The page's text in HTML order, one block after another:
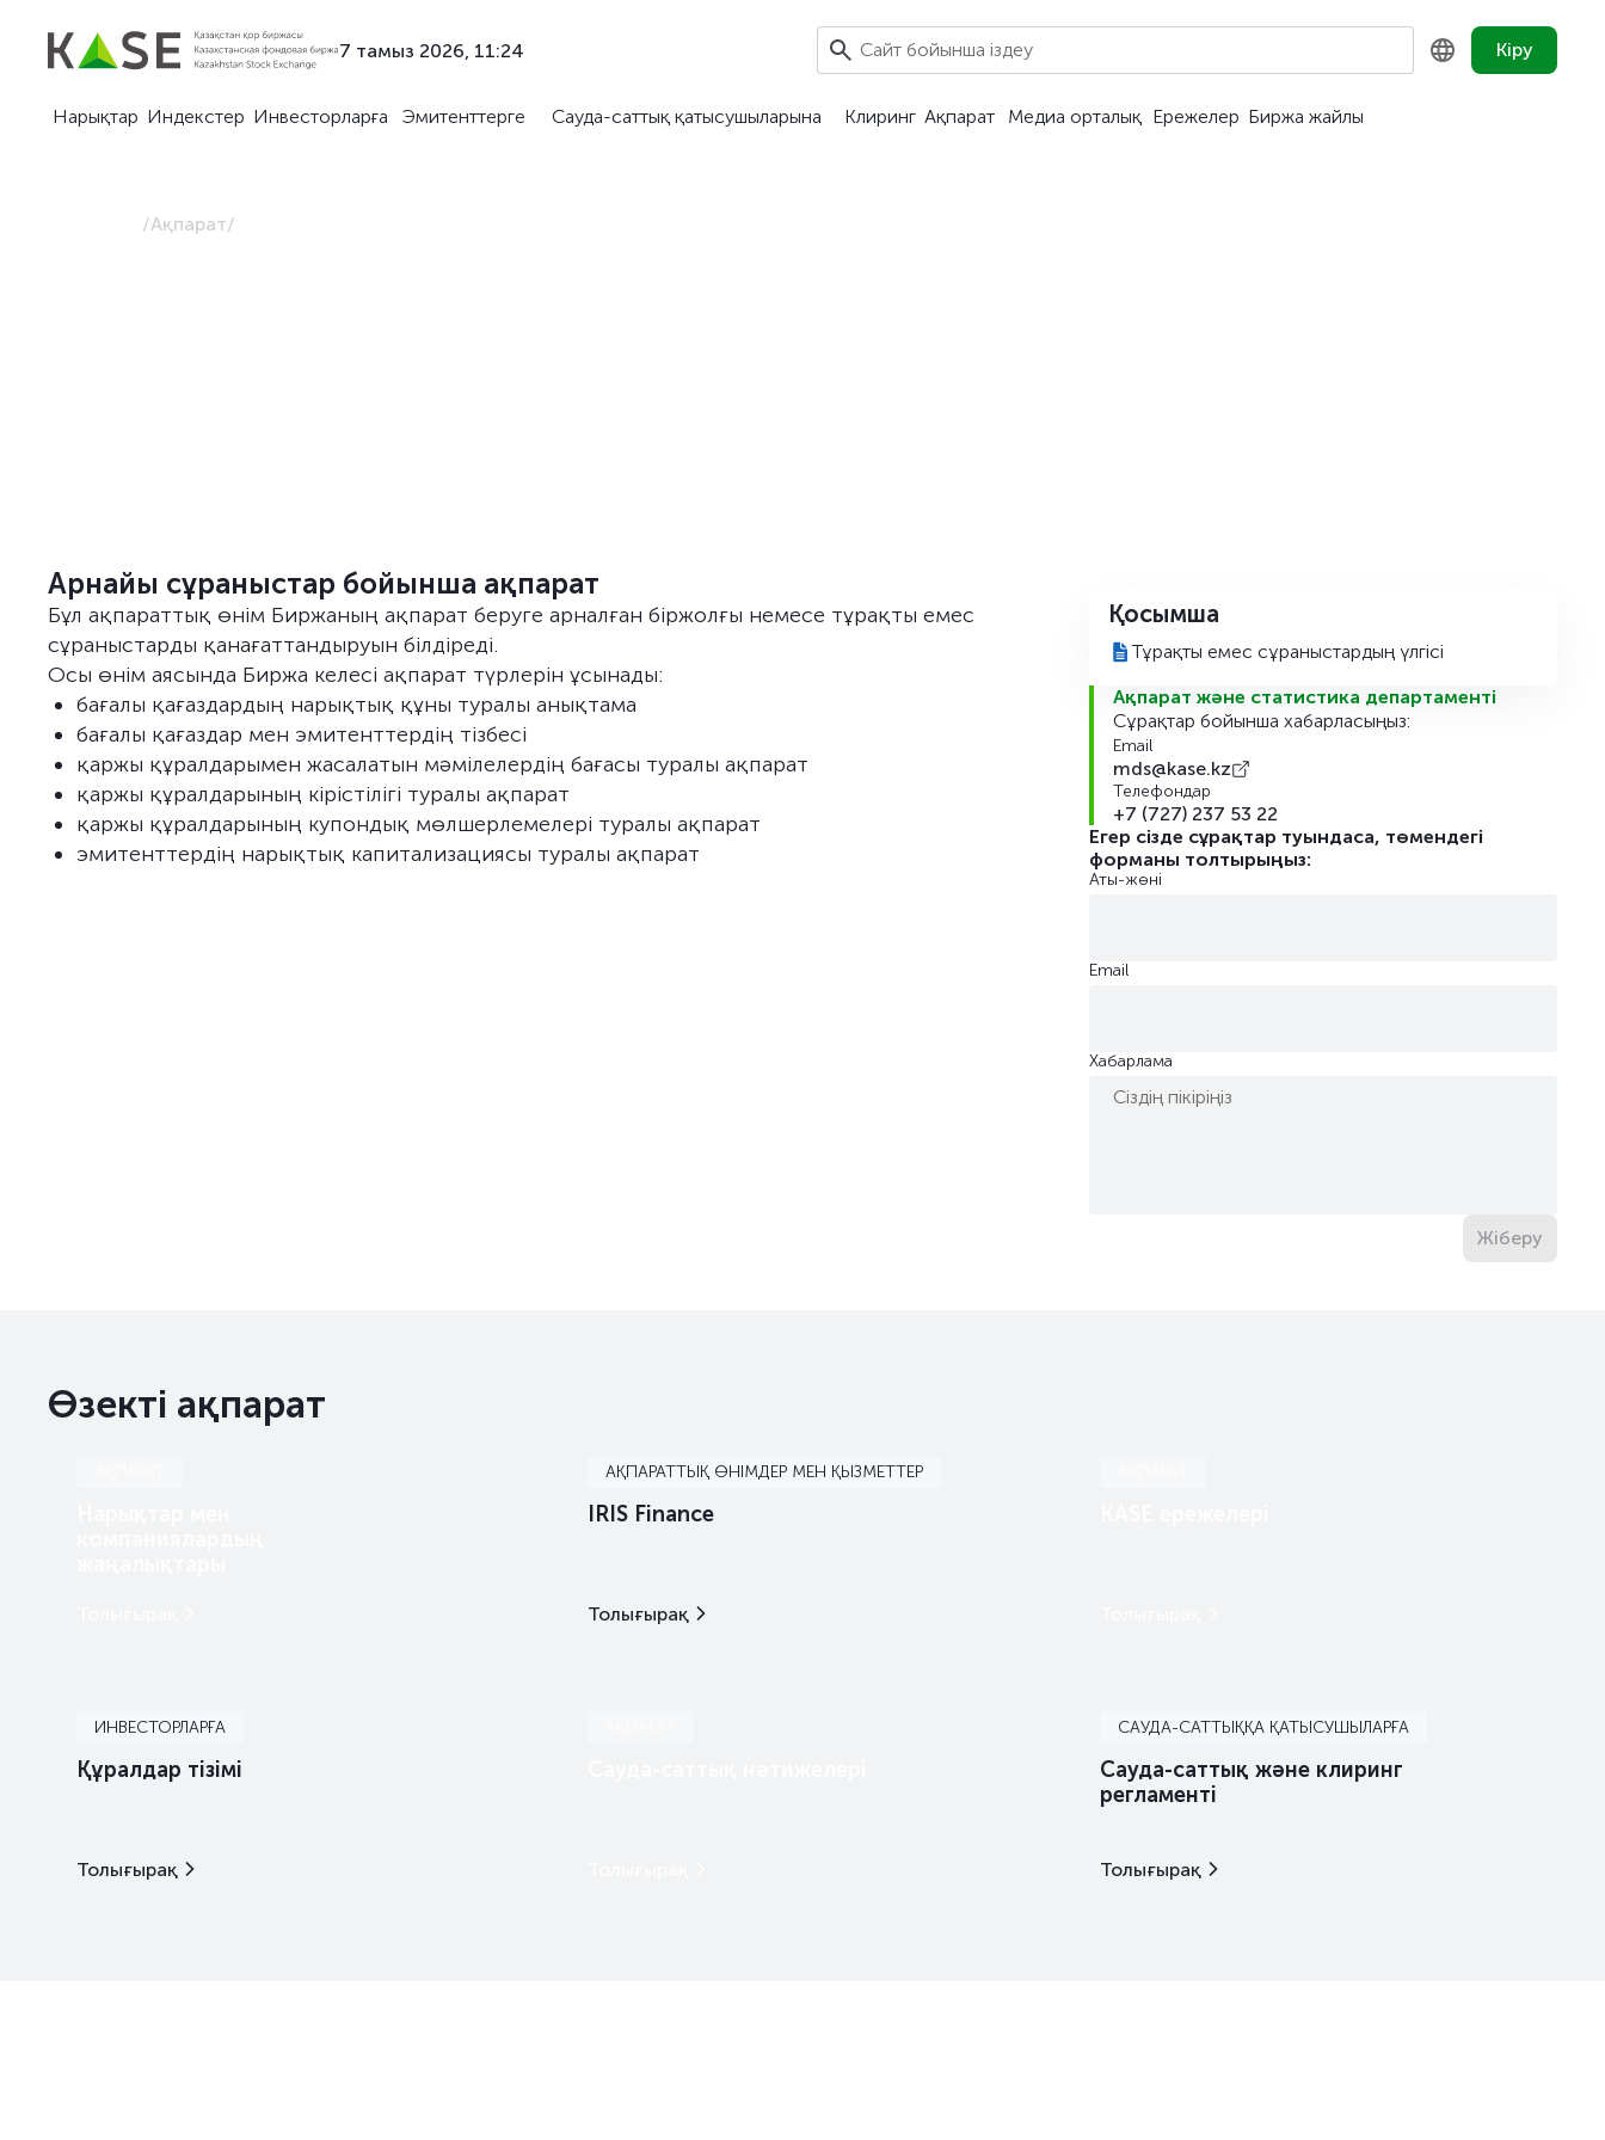
7 тамыз 2026, 11:24 Кіру
Нарықтар Индекстер Инвесторларға Эмитенттерге Сауда-саттық қатысушыларына Клиринг Ақпарат Медиа орталық Ережелер Биржа жайлы
/Ақпарат/
Арнайы сұраныстар бойынша ақпарат
Бұл ақпараттық өнім Биржаның ақпарат беруге арналған біржолғы немесе тұрақты емес
сұраныстарды қанағаттандыруын білдіреді.
Осы өнім аясында Биржа келесі ақпарат түрлерін ұсынады:
бағалы қағаздардың нарықтық құны туралы анықтама
бағалы қағаздар мен эмитенттердің тізбесі
қаржы құралдарымен жасалатын мәмілелердің бағасы туралы ақпарат
қаржы құралдарының кірістілігі туралы ақпарат
қаржы құралдарының купондық мөлшерлемелері туралы ақпарат
эмитенттердің нарықтық капитализациясы туралы ақпарат
Қосымша
Тұрақты емес сұраныстардың үлгісі
Ақпарат және статистика департаменті
Сұрақтар бойынша хабарласыңыз:
Email
mds@kase.kz
Телефондар
+7 (727) 237 53 22
Егер сізде сұрақтар туындаса, төмендегі
форманы толтырыңыз:
Аты-жөні
Email
Хабарлама
Жіберу
Өзекті ақпарат
АҚПАРАТТЫҚ ӨНІМДЕР МЕН ҚЫЗМЕТТЕР
IRIS Finance
Толығырақ
ИНВЕСТОРЛАРҒА
Құралдар тізімі
Толығырақ
САУДА-САТТЫҚҚА ҚАТЫСУШЫЛАРҒА
Сауда-саттық және клиринг
регламенті
Толығырақ